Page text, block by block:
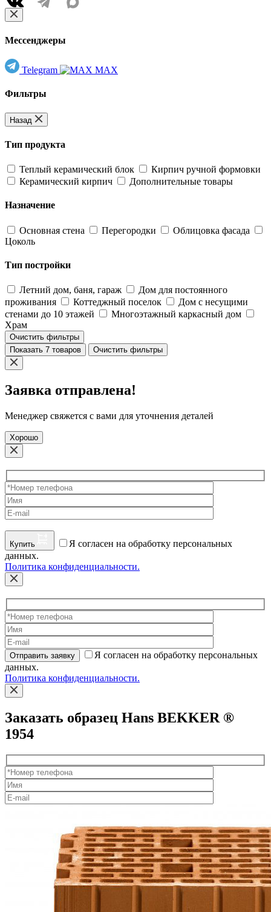
Мессенджеры
Telegram MAX
Фильтры
Назад
Тип продукта
Теплый керамический блок
Кирпич ручной формовки
Керамический кирпич
Дополнительные товары
Назначение
Основная стена Перегородки
Облицовка фасада
Цоколь
Тип постройки
Летний дом, баня, гараж
Дом для постоянного
проживания
Коттеджный поселок
Дом с несущими
стенами до 10 этажей
Многоэтажный каркасный дом
Храм
Очистить фильтры
Показать 7 товаров
Очистить фильтры
Заявка отправлена!
Менеджер свяжется с вами для уточнения деталей
Хорошо
Купить
Я согласен на обработку персональных
данных.
Политика конфиденциальности.
Отправить заявку
Я согласен на обработку персональных
данных.
Политика конфиденциальности.
Заказать образец Hans BEKKER ®
1954